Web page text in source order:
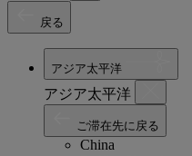
戻る
アジア太平洋
アジア太平洋
ご滞在先に戻る
China